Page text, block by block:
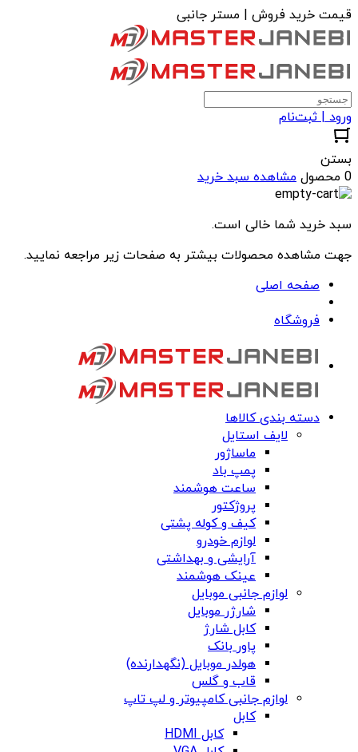
قیمت خرید فروش | مستر جانبی
ورود | ثبت‌نام
بستن
0 محصول
مشاهده سبد خرید
سبد خرید شما خالی است.
جهت مشاهده محصولات بیشتر به صفحات زیر مراجعه نمایید.
صفحه اصلی
فروشگاه
دسته بندی کالاها
لایف استایل
ماساژور
پمپ باد
ساعت هوشمند
پروژکتور
کیف و کوله پشتی
لوازم خودرو
آرایشی و بهداشتی
عینک هوشمند
لوازم جانبی موبایل
شارژر موبایل
کابل شارژ
پاور بانک
هولدر موبایل (نگهدارنده)
قاب و گلس
لوازم جانبی کامپیوتر و لپ تاپ
کابل
کابل HDMI